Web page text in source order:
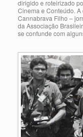
dirigido e roteirizado
Cinema e Conteúdo.
Cannabrava Filho –
da Associação
se confunde com